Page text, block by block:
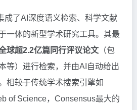
成了AI深度语义检索、科学文献
一体的新型学术研究工具。其最
球超2.2亿篇同行评议论文 （包
等）进行检索，并由AI自动给出
相较于传统学术搜索引擎如
of Science，Consensus最大的